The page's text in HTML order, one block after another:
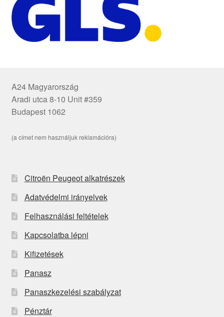
A24 Magyarország
Aradi utca 8-10 Unit #359
Budapest 1062
(a címet nem használjuk reklamációra)
Citroën Peugeot alkatrészek
Adatvédelmi irányelvek
Felhasználási feltételek
Kapcsolatba lépni
Kifizetések
Panasz
Panaszkezelési szabályzat
Pénztár